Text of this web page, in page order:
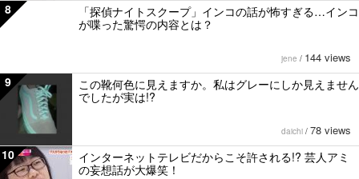
8
「探偵ナイトスクープ」インコの話が怖すぎる…インコ
が喋った驚愕の内容とは？
jene / 144 views
9
この靴何色に見えますか。私はグレーにしか見えません
でしたが実は!?
daichi / 78 views
10
インターネットテレビだからこそ許される!? 芸人アミ
の妄想話が大爆笑！